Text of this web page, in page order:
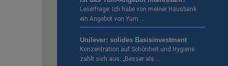
Leserfrage: Ich habe von meiner Hausbank
ein Angebot von Yum …
Unilever: solides Basisinvestment
Konzentration auf Schönheit und Hygiene
zahlt sich aus. „Besser als …